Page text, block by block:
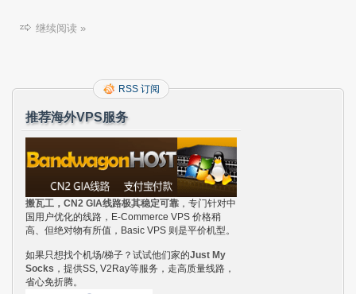
继续阅读 »
RSS 订阅
推荐海外VPS服务
搬瓦工，CN2 GIA线路极其稳定可靠 ，专门针对中
国用户优化的线路，E-Commerce VPS 价格稍
高、但绝对物有所值，Basic VPS 则是平价机型。
如果只想找个机场/梯子？试试他们家的Just My
Socks ，提供SS, V2Ray等服务，走高质量线路，
省心免折腾。